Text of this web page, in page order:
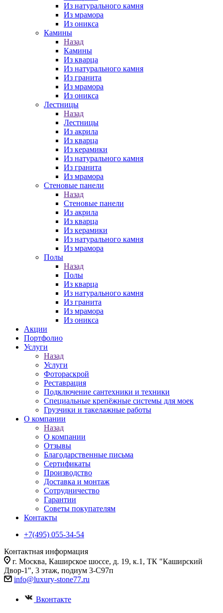
Из натурального камня
Из мрамора
Из оникса
Камины
Назад
Камины
Из кварца
Из натурального камня
Из гранита
Из мрамора
Из оникса
Лестницы
Назад
Лестницы
Из акрила
Из кварца
Из керамики
Из натурального камня
Из гранита
Из мрамора
Стеновые панели
Назад
Стеновые панели
Из акрила
Из кварца
Из керамики
Из натурального камня
Из мрамора
Полы
Назад
Полы
Из кварца
Из натурального камня
Из гранита
Из мрамора
Из оникса
Акции
Портфолио
Услуги
Назад
Услуги
Фотораскрой
Реставрация
Подключение сантехники и техники
Специальные крепёжные системы для моек
Грузчики и такелажные работы
О компании
Назад
О компании
Отзывы
Благодарственные письма
Сертификаты
Производство
Доставка и монтаж
Сотрудничество
Гарантии
Советы покупателям
Контакты
+7(495) 055-34-54
Контактная информация
г. Москва, Каширское шоссе, д. 19, к.1, ТК "Каширский
Двор-1", 3 этаж, подиум 3-С97п
info@luxury-stone77.ru
Вконтакте